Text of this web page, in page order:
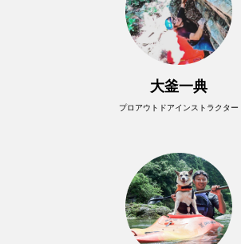
大釜一典
プロアウトドアインストラクター